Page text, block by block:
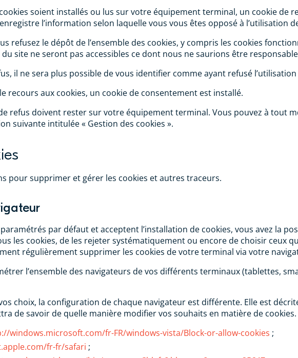
soient installés ou lus sur votre équipement terminal, un cookie de
l’information selon laquelle vous vous êtes opposé à l’utilisation
refusez le dépôt de l’ensemble des cookies, y compris les cookies
site ne seront pas accessibles ce dont nous ne saurions être
il ne sera plus possible de vous identifier comme ayant refusé l’utilisation
recours aux cookies, un cookie de consentement est installé.
refus doivent rester sur votre équipement terminal. Vous pouvez à tout
suivante intitulée « Gestion des cookies ».
pour supprimer et gérer les cookies et autres traceurs.
par défaut et acceptent l’installation de cookies, vous avez la
les cookies, de les rejeter systématiquement ou encore de choisir ceux
régulièrement supprimer les cookies de votre terminal via votre
l’ensemble des navigateurs de vos différents terminaux (tablettes,
choix, la configuration de chaque navigateur est différente. Elle est
de savoir de quelle manière modifier vos souhaits en matière de cookies.
windows.microsoft.com/fr-FR/windows-vista/Block-or-allow-cookies ;
fr-fr/safari ;